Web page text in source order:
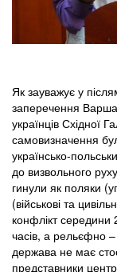
Як зауважує у
заперечення
українців Східної
самовизначення
українсько-
до визвольного
гинули як поляки
(військові та
конфлікт середини
часів, а рельєфно
держава не має
представники